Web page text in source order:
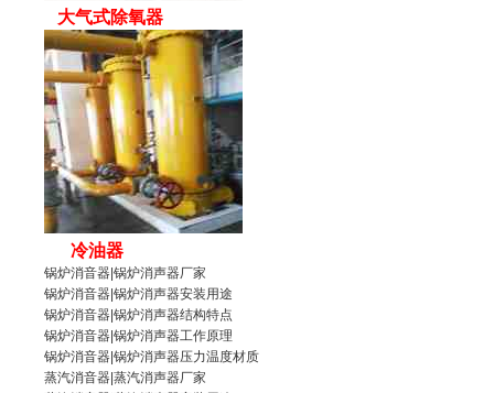
大气式除氧器
冷油器
锅炉消音器 锅炉消声器厂家
锅炉消音器|锅炉消声器安装用途
锅炉消音器 |锅炉消声器结构特点
锅炉消音器| 锅炉消声器工作原理
锅炉消音器|锅炉消声器压力温度材质
蒸汽消音器 蒸汽消声器厂家